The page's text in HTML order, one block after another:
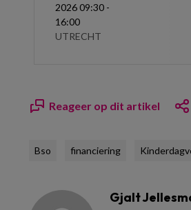
2026 09:30 -
16:00
UTRECHT
Reageer op dit artikel
Bso financiering
Gjalt